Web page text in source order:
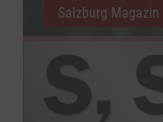
Salzburg Magazin